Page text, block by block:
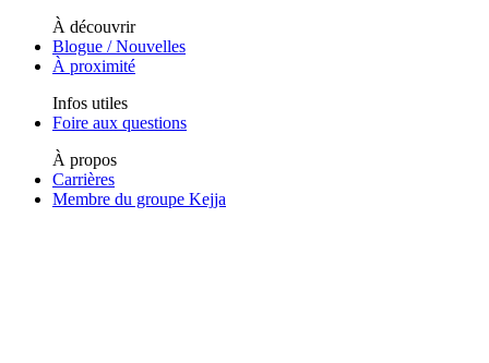
À découvrir
Blogue / Nouvelles
À proximité
Infos utiles
Foire aux questions
À propos
Carrières
Membre du groupe Kejja